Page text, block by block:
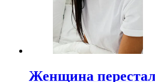
Женщина